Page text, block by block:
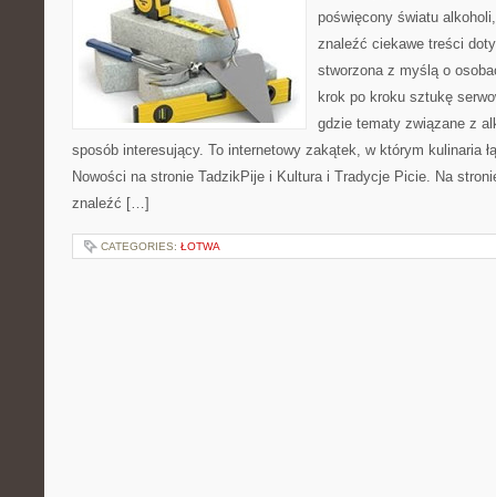
poświęcony światu
znaleźć ciekawe treści
stworzona z myślą o
krok po kroku sztukę
gdzie tematy związane z
sposób interesujący. To internetowy zakątek, w którym kulinaria
Nowości na stronie TadzikPije i Kultura i Tradycje Picie. Na
znaleźć […]
CATEGORIES: ŁOTWA